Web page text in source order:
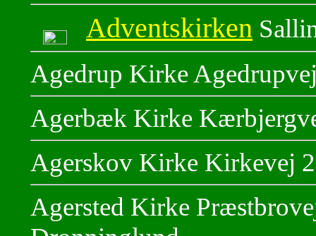
Adventskirken
Agedrup Kirke
Agerbæk Kirke
Agerskov Kirke Kirkevej
Agersted Kirke